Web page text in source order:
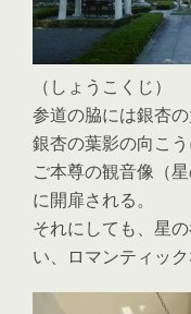
（しょうこくじ）
参道の脇には銀杏の
銀杏の葉影の向こう
ご本尊の観音像（
に開扉される。
それにしても、星
い、ロマンティック